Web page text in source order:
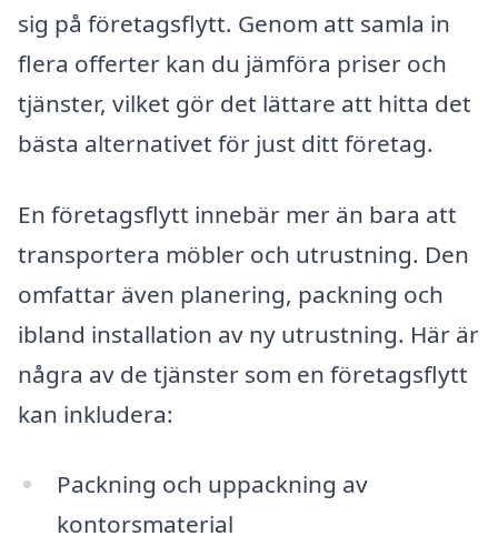
sig på företagsflytt. Genom att samla in
flera offerter kan du jämföra priser och
tjänster, vilket gör det lättare att hitta det
bästa alternativet för just ditt företag.
En företagsflytt innebär mer än bara att
transportera möbler och utrustning. Den
omfattar även planering, packning och
ibland installation av ny utrustning. Här är
några av de tjänster som en företagsflytt
kan inkludera:
Packning och uppackning av
kontorsmaterial